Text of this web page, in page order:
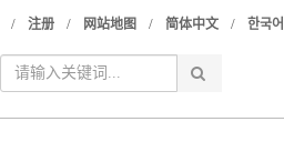
/ 注册 / 网站地图 / 简体中文 / 한국어